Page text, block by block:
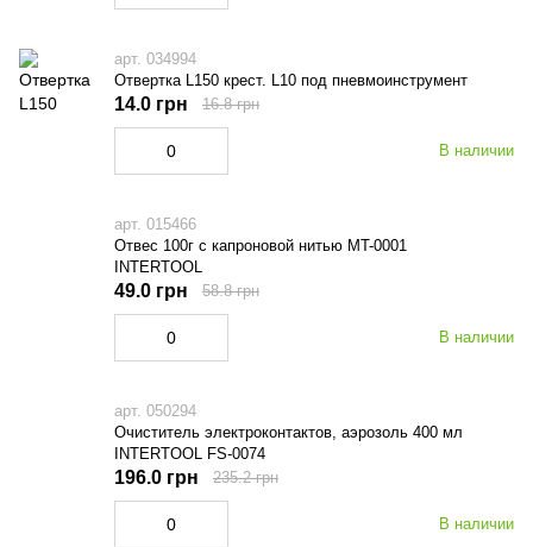
арт. 034994
Отвертка L150 крест. L10 под пневмоинструмент
В наличии
14.0 грн 16.8 грн
арт. 015466
Отвес 100г с капроновой нитью MT-0001
INTERTOOL
В наличии
49.0 грн 58.8 грн
арт. 050294
Очиститель электроконтактов, аэрозоль 400 мл
INTERTOOL FS-0074
В наличии
196.0 грн 235.2 грн